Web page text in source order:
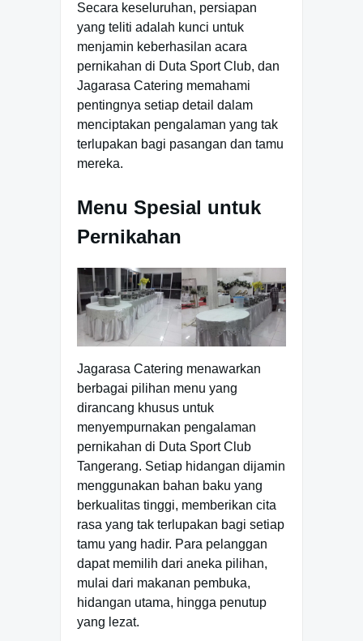
Secara keseluruhan, persiapan
yang teliti adalah kunci untuk
menjamin keberhasilan acara
pernikahan di Duta Sport Club, dan
Jagarasa Catering memahami
pentingnya setiap detail dalam
menciptakan pengalaman yang tak
terlupakan bagi pasangan dan tamu
mereka.
Menu Spesial untuk
Pernikahan
Jagarasa Catering menawarkan
berbagai pilihan menu yang
dirancang khusus untuk
menyempurnakan pengalaman
pernikahan di Duta Sport Club
Tangerang. Setiap hidangan dijamin
menggunakan bahan baku yang
berkualitas tinggi, memberikan cita
rasa yang tak terlupakan bagi setiap
tamu yang hadir. Para pelanggan
dapat memilih dari aneka pilihan,
mulai dari makanan pembuka,
hidangan utama, hingga penutup
yang lezat.